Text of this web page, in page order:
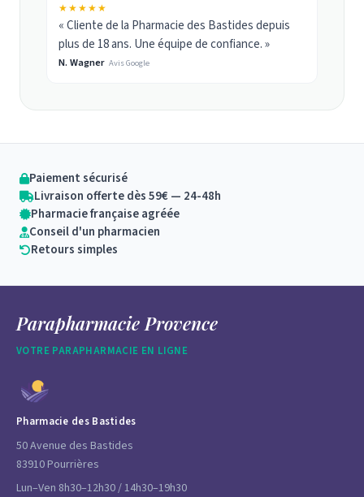
★★★★★
« Cliente de la Pharmacie des Bastides depuis
plus de 18 ans. Une équipe de confiance. »
N. Wagner Avis Google
Paiement sécurisé
Livraison offerte dès 59€ — 24-48h
Pharmacie française agréée
Conseil d'un pharmacien
Retours simples
Parapharmacie Provence
VOTRE PARAPHARMACIE EN LIGNE
Pharmacie des Bastides
50 Avenue des Bastides
83910 Pourrières
Lun–Ven 8h30–12h30 / 14h30–19h30